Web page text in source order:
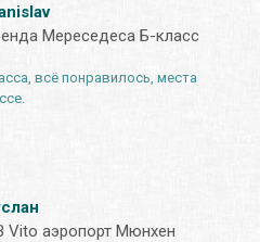
Мереседеса Б-класс
всё понравилось, места
Vito аэропорт Мюнхен